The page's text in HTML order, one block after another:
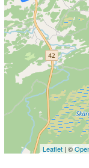
Leaflet | ©